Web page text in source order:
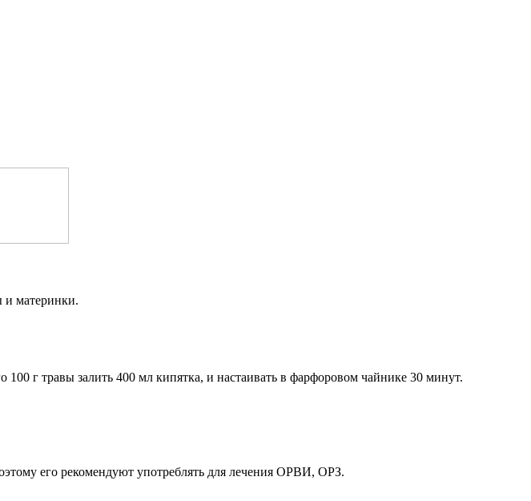
и материнки.
г травы залить 400 мл кипятка, и настаивать в фарфоровом чайнике 30 минут.
его рекомендуют употреблять для лечения ОРВИ, ОРЗ.